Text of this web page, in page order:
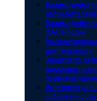
потребителями
ФАС России
деятельность
Защита по
собственность